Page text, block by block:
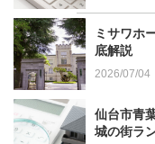
今回ご紹介させて頂
い方、ぜひ「建てる
「建てる窓口」は、
づくりを検討してい
内イオンモール２店
頂けます。お気軽に
ミサワホ
底解説
2026/07/04
仙台市青
城の街ラ